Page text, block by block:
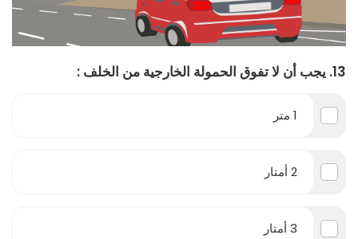
13. يجب أن لا تفوق الحمولة الخارجية من الخلف :
1 متر
2 أمتار
3 أمتار